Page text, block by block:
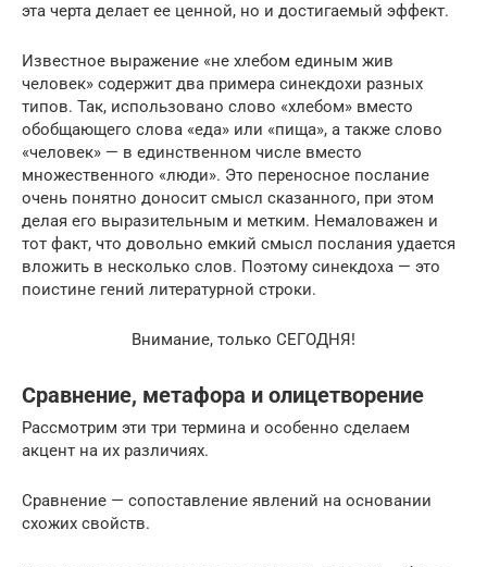
эта черта делает ее ценной, но и достигаемый эффект.
Известное выражение «не хлебом единым жив
человек» содержит два примера синекдохи разных
типов. Так, использовано слово «хлебом» вместо
обобщающего слова «еда» или «пища», а также слово
«человек» — в единственном числе вместо
множественного «люди». Это переносное послание
очень понятно доносит смысл сказанного, при этом
делая его выразительным и метким. Немаловажен и
тот факт, что довольно емкий смысл послания удается
вложить в несколько слов. Поэтому синекдоха — это
поистине гений литературной строки.
Внимание, только СЕГОДНЯ!
Сравнение, метафора и олицетворение
Рассмотрим эти три термина и особенно сделаем
акцент на их различиях.
Сравнение — сопоставление явлений на основании
схожих свойств.